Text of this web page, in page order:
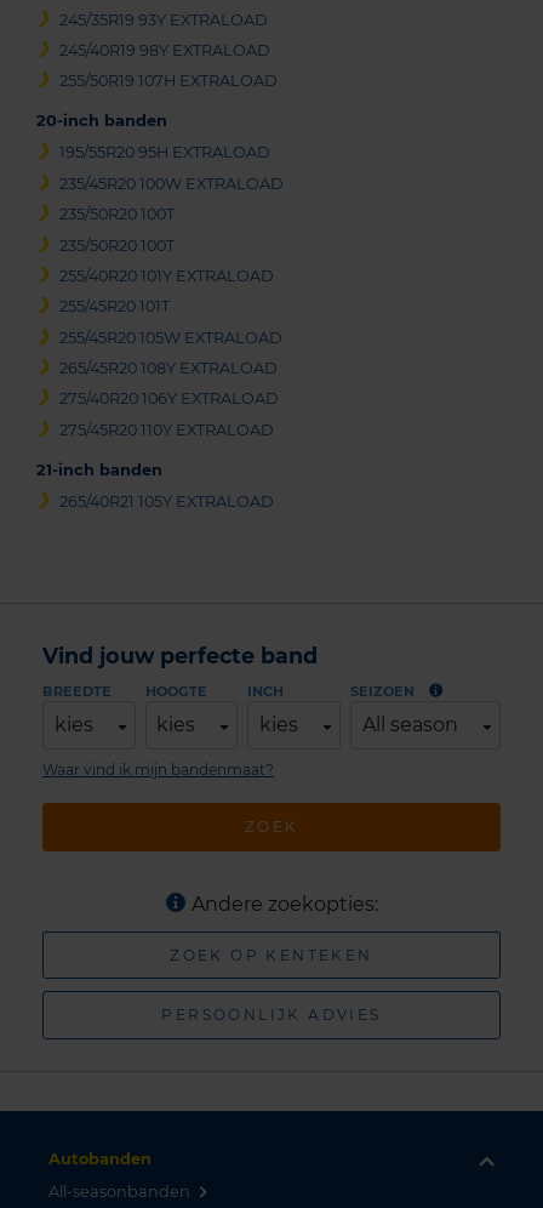
245/35R19 93Y EXTRALOAD
245/40R19 98Y EXTRALOAD
255/50R19 107H EXTRALOAD
20-inch banden
195/55R20 95H EXTRALOAD
235/45R20 100W EXTRALOAD
235/50R20 100T
235/50R20 100T
255/40R20 101Y EXTRALOAD
255/45R20 101T
255/45R20 105W EXTRALOAD
265/45R20 108Y EXTRALOAD
275/40R20 106Y EXTRALOAD
275/45R20 110Y EXTRALOAD
21-inch banden
265/40R21 105Y EXTRALOAD
Vind jouw perfecte band
BREEDTE
kies
HOOGTE
kies
INCH
kies
SEIZOEN
All season
ZOEK
Waar vind ik mijn bandenmaat?
Andere zoekopties:
ZOEK OP KENTEKEN
PERSOONLIJK ADVIES
Autobanden
All-seasonbanden